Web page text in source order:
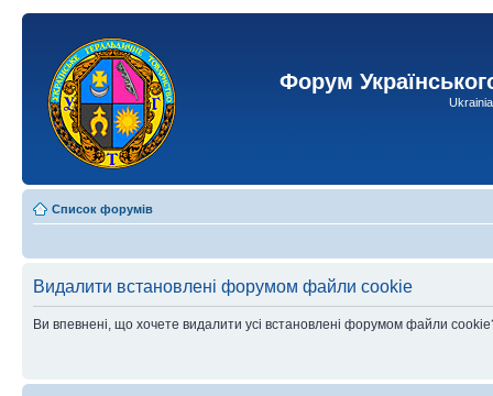
Форум
Список форумів
Видалити встановлені форумом файли cookie
Ви впевнені, що хочете видалити усі встановлені форумом файли